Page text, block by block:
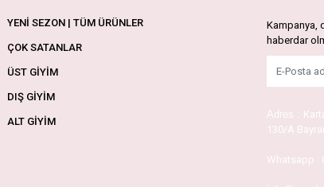
YENİ SEZON | TÜM ÜRÜNLER
ÇOK SATANLAR
ÜST GİYİM
DIŞ GİYİM
ALT GİYİM
Kampanya,
haberdar
Adres :
130/A
Whatsapp :